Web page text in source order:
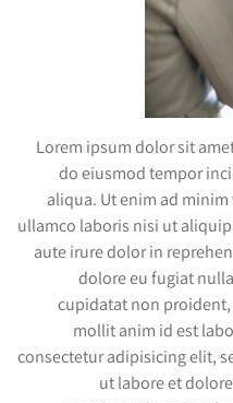
Lorem ipsum dolor sit
do eiusmod tempor
aliqua. Ut enim ad
ullamco laboris nisi ut
aute irure dolor in
dolore eu fugiat
cupidatat non
mollit anim id est
consectetur adipisicing elit,
ut labore et